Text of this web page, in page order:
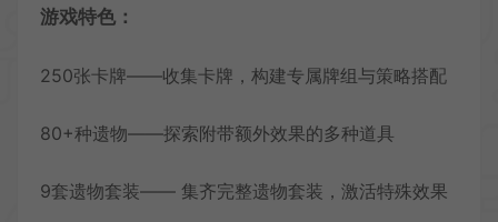
游戏特色：
250张卡牌——收集卡牌，构建专属牌组与策略搭配
80+种遗物——探索附带额外效果的多种道具
9套遗物套装—— 集齐完整遗物套装，激活特殊效果